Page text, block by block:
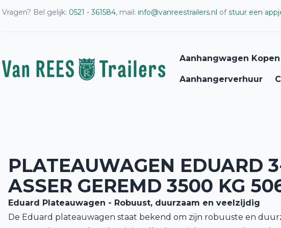
Vragen? Bel gelijk: 0521 - 361584, mail: info@vanreestrailers.nl ofstuur een
Aanhangwagen Kopen
Aanhangerverhuur
PLATEAUWAGEN EDUARD
ASSER GEREMD 3500 KG
Eduard Plateauwagen - Robuust, duurzaam en veelzijdig
De Eduard plateauwagen staat bekend om zijn robuuste en